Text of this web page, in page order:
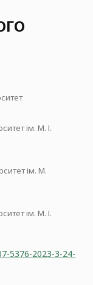
ім. М. І.
ім. М.
ім. М. І.
5376-2023-3-24-